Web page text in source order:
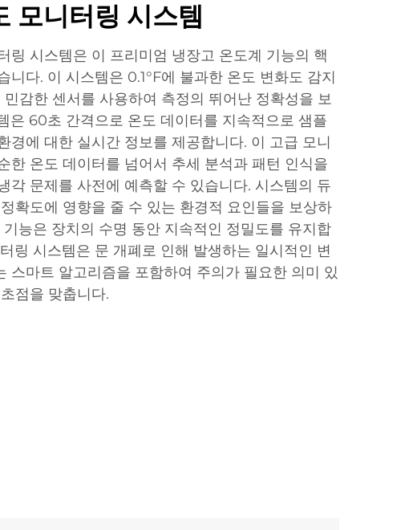
모니터링 시스템
링 시스템은 이 프리미엄 냉장고 온도계 기능의 핵
니다. 이 시스템은 0.1°F에 불과한 온도 변화도 감지
감한 센서를 사용하여 측정의 뛰어난 정확성을 보
은 60초 간격으로 온도 데이터를 지속적으로 샘플
경에 대한 실시간 정보를 제공합니다. 이 고급 모니
한 온도 데이터를 넘어서 추세 분석과 패턴 인식을
각 문제를 사전에 예측할 수 있습니다. 시스템의 듀
확도에 영향을 줄 수 있는 환경적 요인들을 보상하
능은 장치의 수명 동안 지속적인 정밀도를 유지합
링 시스템은 문 개폐로 인해 발생하는 일시적인 변
스마트 알고리즘을 포함하여 주의가 필요한 의미 있
점을 맞춥니다.